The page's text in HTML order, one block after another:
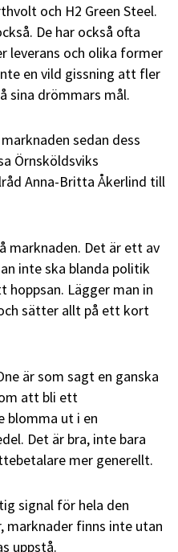
och H2 Green Steel.
De har också ofta
leverans och olika former
en vild gissning att fler
sina drömmars mål.
sedan dess
Örnsköldsviks
Anna-Britta Åkerlind till
marknaden. Det är ett av
inte ska blanda politik
Lägger man in
sätter allt på ett kort
är som sagt en ganska
att bli ett
blomma ut i en
Det är bra, inte bara
mer generellt.
signal för hela den
marknader finns inte utan
uppstå.